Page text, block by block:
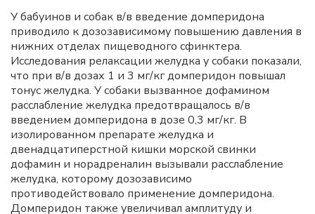
У бабуинов и собак в/в введение домперидона
приводило к дозозависимому повышению давления в
нижних отделах пищеводного сфинктера.
Исследования релаксации желудка у собаки показали,
что при в/в дозах 1 и 3 мг/кг домперидон повышал
тонус желудка. У собаки вызванное дофамином
расслабление желудка предотвращалось в/в
введением домперидона в дозе 0,3 мг/кг. В
изолированном препарате желудка и
двенадцатиперстной кишки морской свинки
дофамин и норадреналин вызывали расслабление
желудка, которому дозозависимо
противодействовало применение домперидона.
Домперидон также увеличивал амплитуду и